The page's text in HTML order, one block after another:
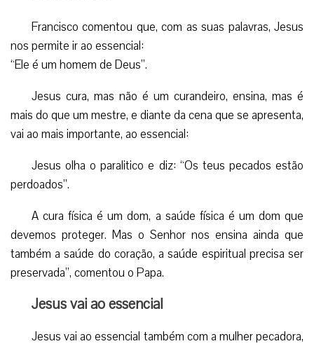
Francisco comentou que, com as suas palavras, Jesus
nos permite ir ao essencial:
“Ele é um homem de Deus”.
Jesus cura, mas não é um curandeiro, ensina, mas é
mais do que um mestre, e diante da cena que se apresenta,
vai ao mais importante, ao essencial:
Jesus olha o paralitico e diz: “Os teus pecados estão
perdoados”.
A cura física é um dom, a saúde física é um dom que
devemos proteger. Mas o Senhor nos ensina ainda que
também a saúde do coração, a saúde espiritual precisa ser
preservada”, comentou o Papa.
Jesus vai ao essencial
Jesus vai ao essencial também com a mulher pecadora,